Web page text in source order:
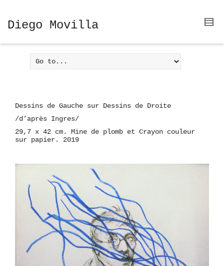
Diego Movilla
Dessins de Gauche sur Dessins de Droite
/d’après Ingres/
29,7 x 42 cm. Mine de plomb et Crayon couleur
sur papier. 2019